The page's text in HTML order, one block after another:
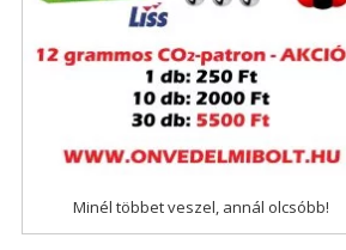
Minél többet veszel, annál olcsóbb!